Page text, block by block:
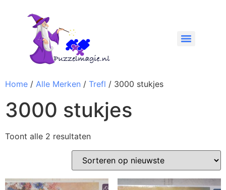
Home / Alle Merken / Trefl / 3000 stukjes
3000 stukjes
Toont alle 2 resultaten